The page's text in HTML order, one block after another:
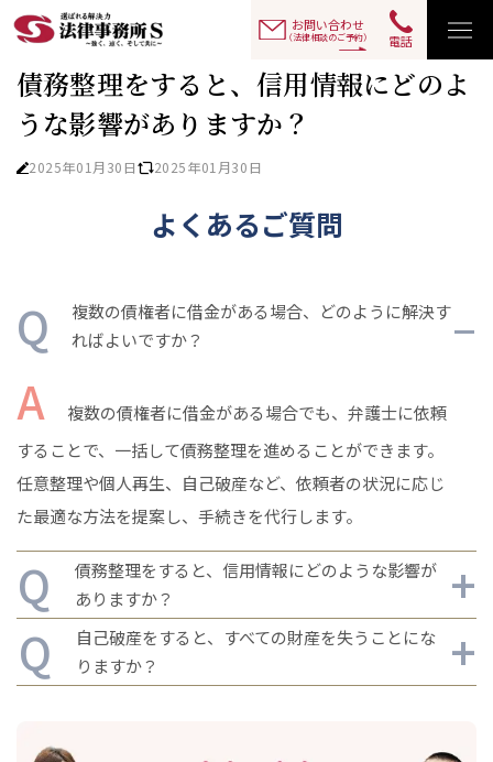
お問い合わせ
（法律相談のご予約） 電話
TOP Q&As 債務整理をすると、信用情報にどのような影響があります
債務整理をすると、信用情報にどのよ
うな影響がありますか？
2025年01月30日 2025年01月30日
よくあるご質問
複数の債権者に借金がある場合、どのように解決す
ればよいですか？
複数の債権者に借金がある場合でも、弁護士に依頼
することで、一括して債務整理を進めることができます。
任意整理や個人再生、自己破産など、依頼者の状況に応じ
た最適な方法を提案し、手続きを代行します。
債務整理をすると、信用情報にどのような影響が
ありますか？
債務整理を行うと、信用情報に記録が残り、新たな
年程度、自己破産や個人再生の場合で7〜10年程度信用情
自己破産をすると、すべての財産を失うことにな
りますか？